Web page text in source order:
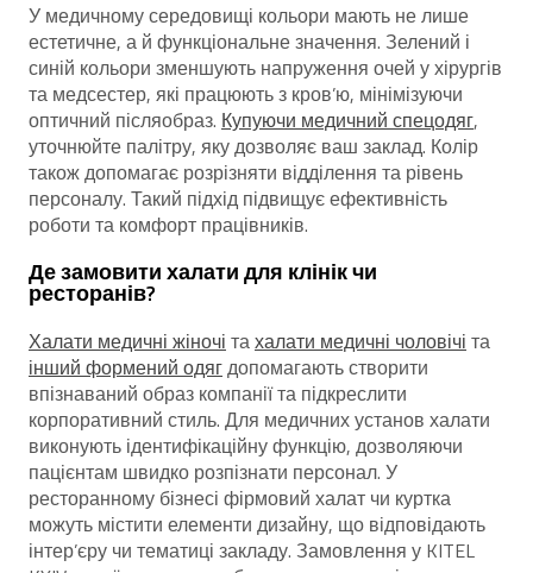
У медичному середовищі кольори мають не лише
естетичне, а й функціональне значення. Зелений і
синій кольори зменшують напруження очей у хірургів
та медсестер, які працюють з кров’ю, мінімізуючи
оптичний післяобраз. Купуючи медичний спецодяг,
уточнюйте палітру, яку дозволяє ваш заклад. Колір
також допомагає розрізняти відділення та рівень
персоналу. Такий підхід підвищує ефективність
роботи та комфорт працівників.
Де замовити халати для клінік чи
ресторанів?
Халати медичні жіночі тахалати медичні чоловічі та
інший формений одягдопомагають створити
впізнаваний образ компанії та підкреслити
корпоративний стиль. Для медичних установ халати
виконують ідентифікаційну функцію, дозволяючи
пацієнтам швидко розпізнати персонал. У
ресторанному бізнесі фірмовий халат чи куртка
можуть містити елементи дизайну, що відповідають
інтер’єру чи тематиці закладу. Замовлення у KITEL